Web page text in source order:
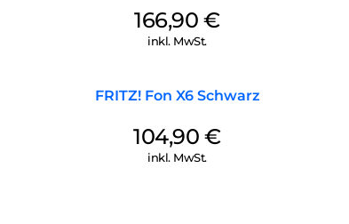
166,90€
inkl. MwSt.
FRITZ! Fon X6 Schwarz
104,90€
inkl. MwSt.